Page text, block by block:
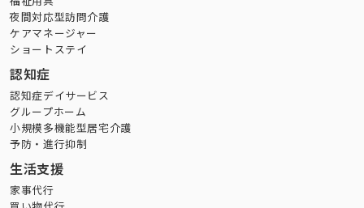
夜間対応型訪問介護
ケアマネージャー
ショートステイ
認知症
認知症デイサービス
グループホーム
小規模多機能型居宅介護
予防・進行抑制
生活支援
家事代行